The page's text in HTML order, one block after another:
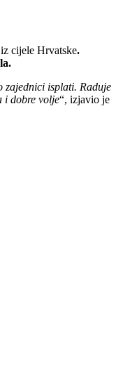
cijele Hrvatske.
zajednici isplati. Raduje
i dobre volje“, izjavio je